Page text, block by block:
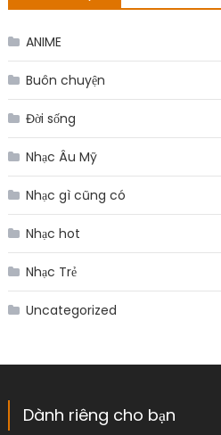
ANIME
Buôn chuyện
Đời sống
Nhạc Âu Mỹ
Nhạc gì cũng có
Nhạc hot
Nhạc Trẻ
Uncategorized
Dành riêng cho bạn